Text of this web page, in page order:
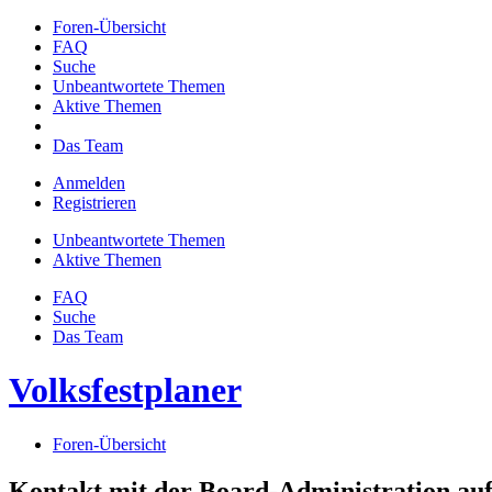
Foren-Übersicht
FAQ
Suche
Unbeantwortete Themen
Aktive Themen
Das Team
Anmelden
Registrieren
Unbeantwortete Themen
Aktive Themen
FAQ
Suche
Das Team
Volksfestplaner
Foren-Übersicht